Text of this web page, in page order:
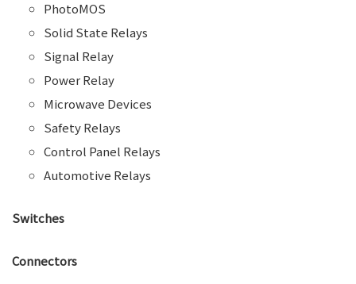
PhotoMOS
Solid State Relays
Signal Relay
Power Relay
Microwave Devices
Safety Relays
Control Panel Relays
Automotive Relays
Switches
Connectors